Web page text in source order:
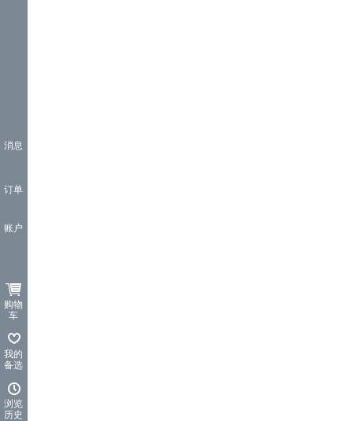
消息
订单
账户
购物
车
我的
备选
浏览
历史